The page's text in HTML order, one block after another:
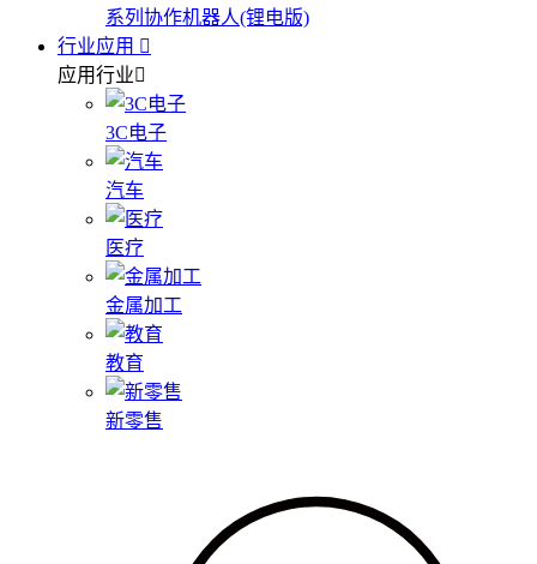
系列协作机器人(锂电版)
行业应用
应用行业
3C电子
汽车
医疗
金属加工
教育
新零售